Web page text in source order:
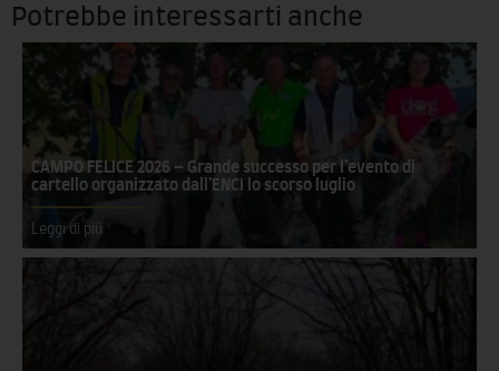
Potrebbe interessarti anche
CAMPO FELICE 2026 – Grande successo per l’evento di
cartello organizzato dall’ENCI lo scorso luglio
Leggi di più